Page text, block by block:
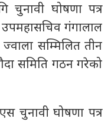
चुनावी घोषणा पत्र
गंगालाल
सम्मिलित तीन
समिति गठन गरेको
चुनावी घोषणा पत्र